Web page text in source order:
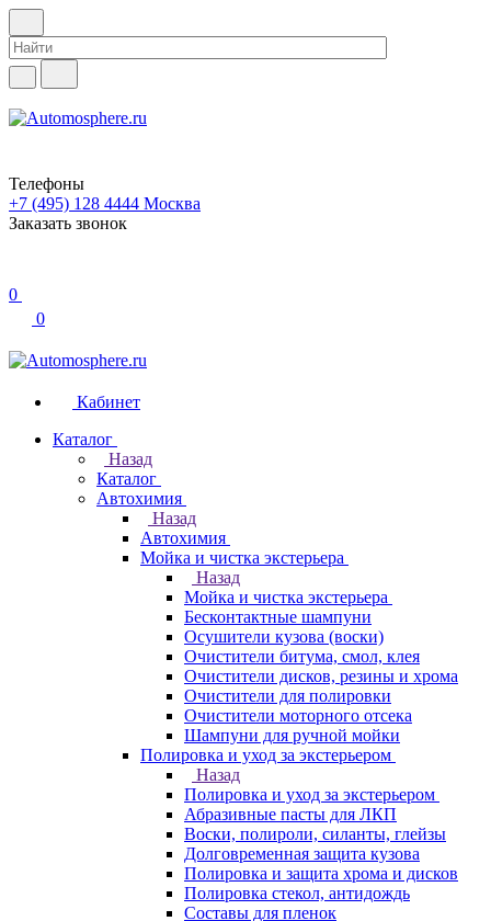
Телефоны
+7 (495) 128 4444 Москва
Заказать звонок
0
0
Кабинет
Каталог
Назад
Каталог
Автохимия
Назад
Автохимия
Мойка и чистка экстерьера
Назад
Мойка и чистка экстерьера
Бесконтактные шампуни
Осушители кузова (воски)
Очистители битума, смол, клея
Очистители дисков, резины и хрома
Очистители для полировки
Очистители моторного отсека
Шампуни для ручной мойки
Полировка и уход за экстерьером
Назад
Полировка и уход за экстерьером
Абразивные пасты для ЛКП
Воски, полироли, силанты, глейзы
Долговременная защита кузова
Полировка и защита хрома и дисков
Полировка стекол, антидождь
Составы для пленок